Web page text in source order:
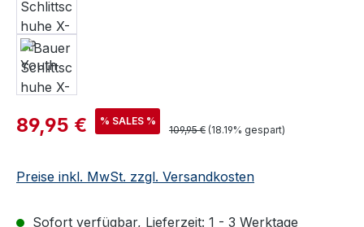
Verkaufspreis:
89,95 € % SALES %
Regulärer Preis:
109,95 € (18.19% gespart)
Preise inkl. MwSt. zzgl. Versandkosten
Sofort verfügbar, Lieferzeit: 1 - 3 Werktage